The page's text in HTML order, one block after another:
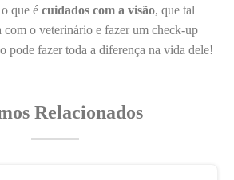
que é cuidados com a visão, que tal
com o veterinário e fazer um check-up
pode fazer toda a diferença na vida dele!
Relacionados